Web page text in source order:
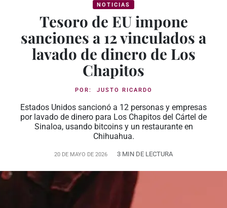
NOTICIAS
Tesoro de EU impone
sanciones a 12 vinculados a
lavado de dinero de Los
Chapitos
POR: JUSTO RICARDO
Estados Unidos sancionó a 12 personas y empresas
por lavado de dinero para Los Chapitos del Cártel de
Sinaloa, usando bitcoins y un restaurante en
Chihuahua.
20 DE MAYO DE 2026 3 MIN DE LECTURA